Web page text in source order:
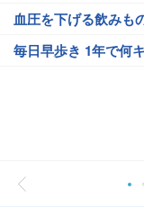
血圧を下げる飲みも
毎日早歩き 1年で何